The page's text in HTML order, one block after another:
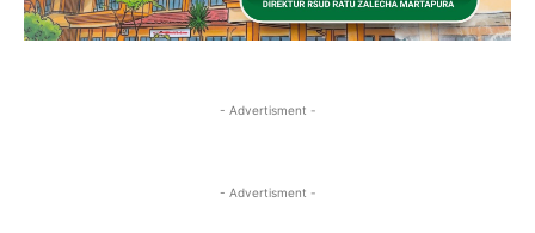
- Advertisment -
- Advertisment -